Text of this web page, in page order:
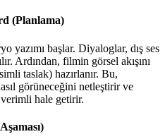
(Planlama)
yazımı başlar. Diyaloglar, dış ses
Ardından, filmin görsel akışını
taslak) hazırlanır. Bu,
görüneceğini netleştirir ve
hale getirir.